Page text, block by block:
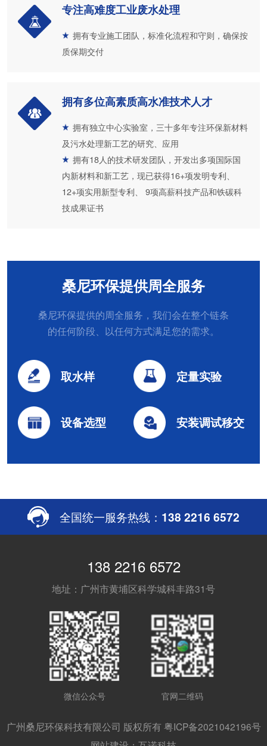
专注高难度工业废水处理
拥有专业施工团队，标准化流程和守则，确保按
质保期交付
拥有多位高素质高水准技术人才
拥有独立中心实验室，三十多年专注环保新材料
及污水处理新工艺的研究、应用
拥有18人的技术研发团队，开发出多项国际国
内新材料和新工艺，现已获得16+项发明专利、
12+项实用新型专利、 9项高薪科技产品和铁碳科
技成果证书
桑尼环保提供周全服务
桑尼环保提供的周全服务，我们会在整个链条
的任何阶段、以任何方式满足您的需求。
取水样 定量实验
设备选型 安装调试移交
全国统一服务热线： 138 2216 6572
138 2216 6572
地址：广州市黄埔区科学城科丰路31号
微信公众号 官网二维码
广州桑尼环保科技有限公司 版权所有 粤ICP备2021042196号